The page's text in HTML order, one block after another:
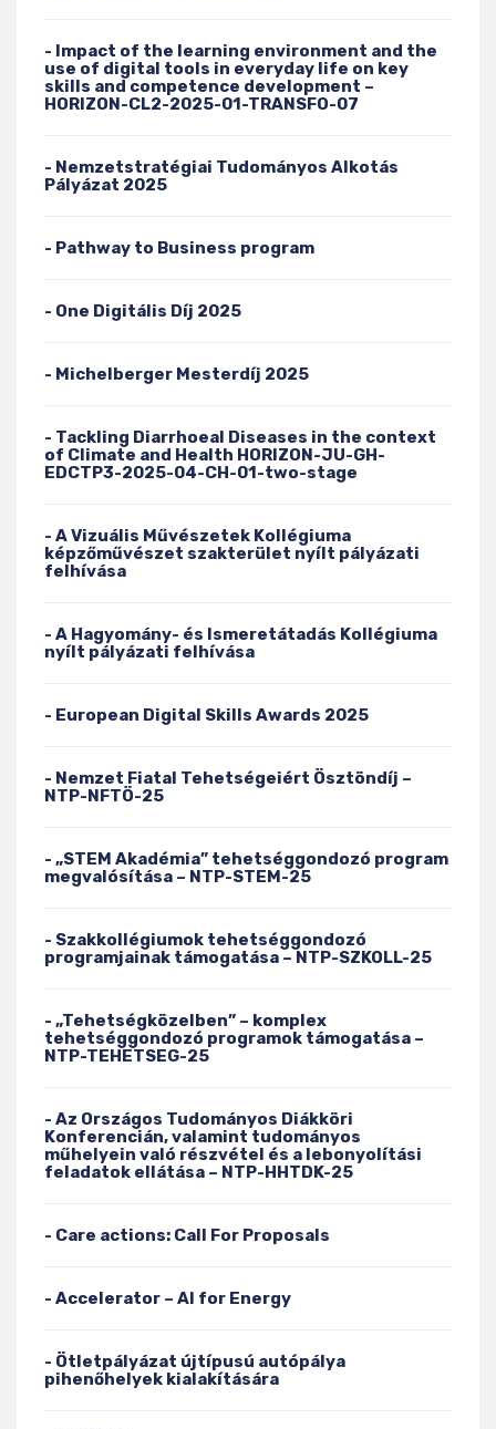
- Impact of the learning environment and the
use of digital tools in everyday life on key
skills and competence development –
HORIZON-CL2-2025-01-TRANSFO-07
- Nemzetstratégiai Tudományos Alkotás
Pályázat 2025
- Pathway to Business program
- One Digitális Díj 2025
- Michelberger Mesterdíj 2025
- Tackling Diarrhoeal Diseases in the context
of Climate and Health HORIZON-JU-GH-
EDCTP3-2025-04-CH-01-two-stage
- A Vizuális Művészetek Kollégiuma
képzőművészet szakterület nyílt pályázati
felhívása
- A Hagyomány- és Ismeretátadás Kollégiuma
nyílt pályázati felhívása
- European Digital Skills Awards 2025
- Nemzet Fiatal Tehetségeiért Ösztöndíj –
NTP-NFTÖ-25
- „STEM Akadémia” tehetséggondozó program
megvalósítása – NTP-STEM-25
- Szakkollégiumok tehetséggondozó
programjainak támogatása – NTP-SZKOLL-25
- „Tehetségközelben” – komplex
tehetséggondozó programok támogatása –
NTP-TEHETSEG-25
- Az Országos Tudományos Diákköri
Konferencián, valamint tudományos
műhelyein való részvétel és a lebonyolítási
feladatok ellátása – NTP-HHTDK-25
- Care actions: Call For Proposals
- Accelerator – AI for Energy
- Ötletpályázat újtípusú autópálya
pihenőhelyek kialakítására